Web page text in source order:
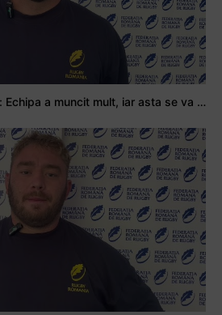
Stejarul Logan Weidner: Echipa a muncit mult, iar asta se va vedea în meciurile de la Nations Cup